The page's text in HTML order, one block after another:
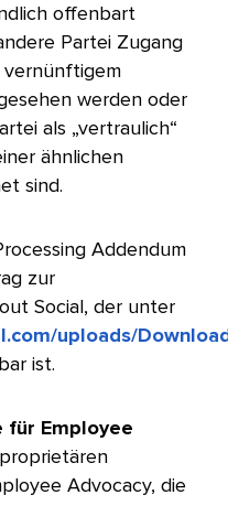
offenbart
Partei Zugang
vernünftigem
werden oder
als „vertraulich“
ähnlichen
sind.​​
Addendum
zur
Social, der unter
uploads/
ist.
für Employee
Advocacy, die